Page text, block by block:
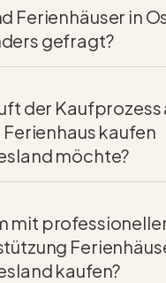
Ferienhäuser in
gefragt?
der Kaufprozess
Ferienhaus kaufen
möchte?
mit
kaufen?